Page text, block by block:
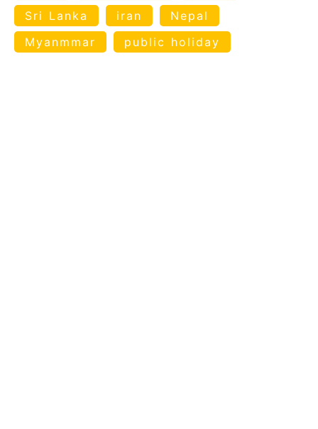
Sri Lanka
iran
Nepal
Myanmmar
public holiday